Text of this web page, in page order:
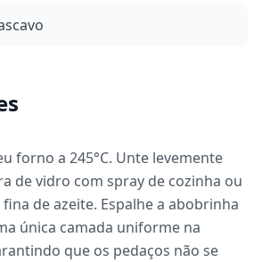
forno a 245°C. Unte levemente
de vidro com spray de cozinha ou
de azeite. Espalhe a abobrinha
única camada uniforme na
que os pedaços não se